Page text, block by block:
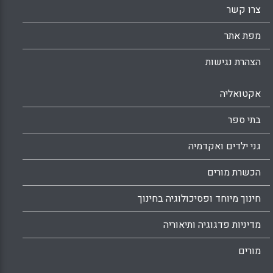
צרו קשר
מפת אתר
הצהרת נגישות
אקטואליה
בתי ספר
גני ילדים ואקדמיה
הכשרת מורים
חינוך מיוחד ופסיכולוגיה בחינוך
מדיניות פדגוגיה ותיאוריה
מורים